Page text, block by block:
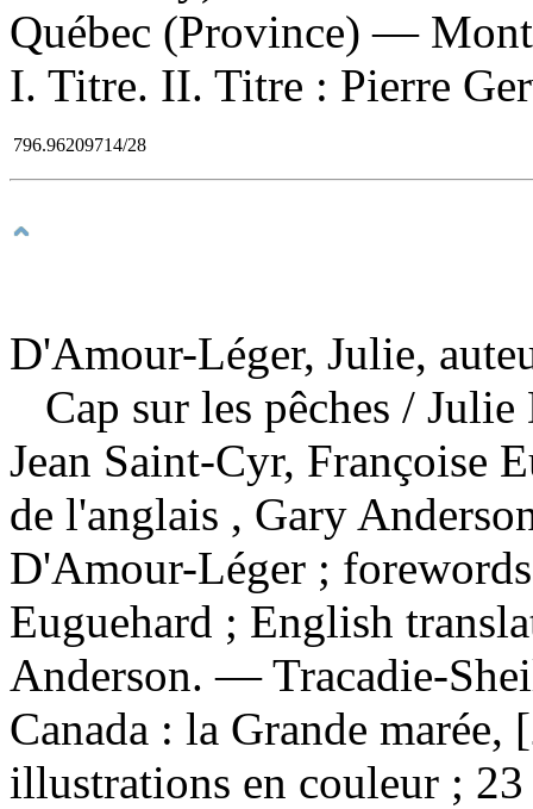
Québec (Province) —
I. Titre. II. Titre : Pierre
796.96209714/28
D'Amour-Léger, Julie,
Cap sur les pêches / Julie
Jean Saint-Cyr, Françoise
de l'anglais , Gary
D'Amour-Léger ;
Euguehard ; English
Anderson. — Tracadie-
Canada : la Grande
illustrations en couleur ;